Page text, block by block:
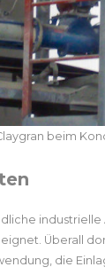
beim
Überall
die